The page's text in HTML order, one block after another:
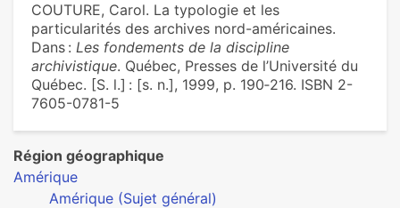
COUTURE, Carol. La typologie et les
particularités des archives nord-américaines.
Dans : Les fondements de la discipline
archivistique. Québec, Presses de l’Université du
Québec. [S. l.] : [s. n.], 1999, p. 190‑216. ISBN 2-
7605-0781-5
Région géographique
Amérique
Amérique (Sujet général)